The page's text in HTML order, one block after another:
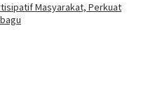
Masyarakat, Perkuat